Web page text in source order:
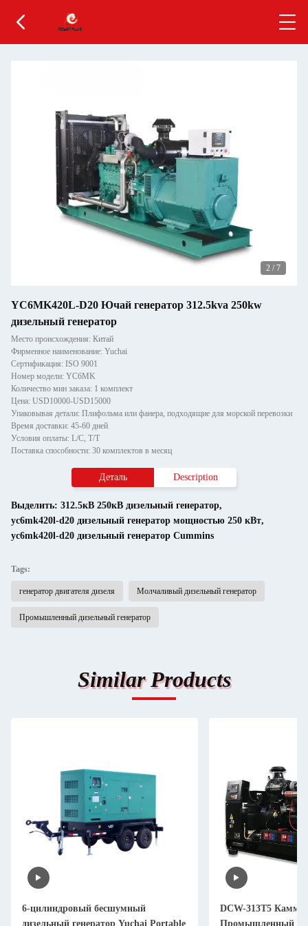
2 / 7
YC6MK420L-D20 Ючай генератор 312.5kva 250kw
дизельный генератор
Место происхождения: Китай
Фирменное наименование: Yuchai
Сертификация: ISO 9001
Номер модели: YC6MK
Количество мин заказа: 1 комплект
Цена: USD10000-USD15000
Упаковывая детали: Плифольма или фанера, подходящие для морской перевозки
Время доставки: 45-60 дней
Условия оплаты: L/C, T/T
Поставка способности: 30 комплектов в месяц
Деталь Description
Выделить: 312.5кВ 250кВ дизельный генератор,
yc6mk420l-d20 дизельный генератор мощностью 250 кВт,
yc6mk420l-d20 дизельный генератор Cummins
Tags:
генератор двигателя дизеля Молчаливый дизельный генератор
Промышленный дизельный генератор
Similar Products
6-цилиндровый бесшумный
дизельный генератор Yuchai Portable
DCW-313T5
Промышленный